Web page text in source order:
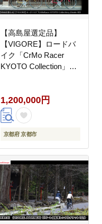
【高島屋選定品】
【VIGORE】ロードバ
イク「CrMo Racer
KYOTO Collection」
ランド 人気 おすすめ
スポーツ アウトドア ツ
ーリング ブランド メー
カー 取り寄せ 通販 ふ
1,200,000円
京都府 京都市